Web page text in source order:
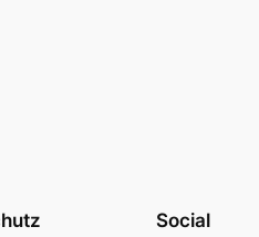
Social